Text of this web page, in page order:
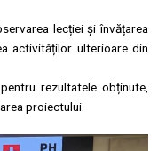
lecției și învățarea
activităților ulterioare din
rezultatele obținute,
proiectului.